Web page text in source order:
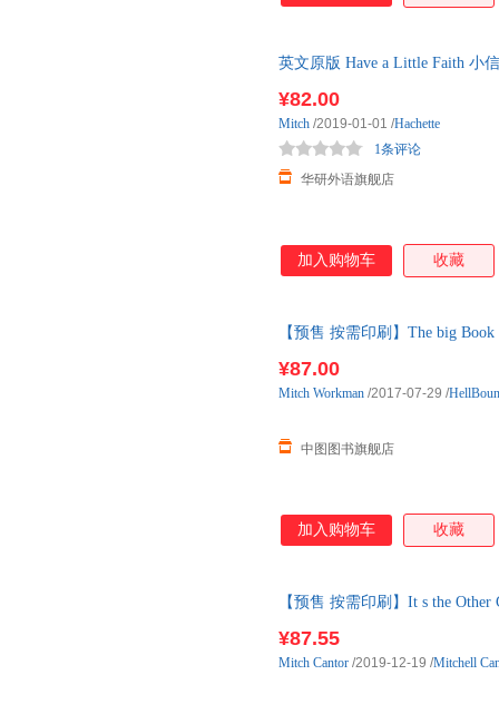
英文原版 Have a Little Faith 小
¥82.00
华研外语旗舰店
1条评论
Mitch /2019-01-01 /Hachette
加入购物车 收藏
【预售 按需印刷】The big
¥87.00
中图图书旗舰店
Mitch Workman /2017-07-29 /
加入购物车 收藏
【预售 按需印刷】It s the Other
¥87.55
Mitch Cantor /2019-12-19 /Mitchell